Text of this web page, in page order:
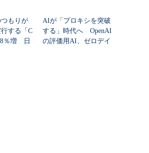
もりが
する「C
％増 日
AIが「プロキシを突破
する」時代へ OpenAI
の評価用AI、ゼロデイ